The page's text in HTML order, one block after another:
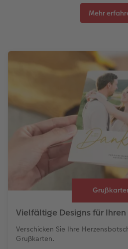
Mehr
Vielfältige Designs für Ihren
Verschicken Sie Ihre
Grußkarten.